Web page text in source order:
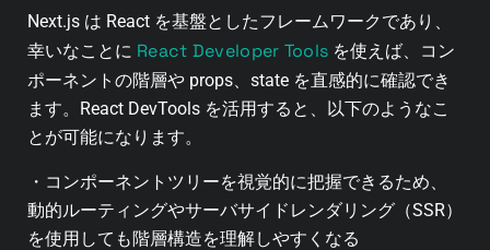
Next.js は React を基盤としたフレームワークであり、
幸いなことに React Developer Tools を使えば、コン
ポーネントの階層や props、state を直感的に確認でき
ます。React DevTools を活用すると、以下のようなこ
とが可能になります。
・コンポーネントツリーを視覚的に把握できるため、
動的ルーティングやサーバサイドレンダリング（SSR）
を使用しても階層構造を理解しやすくなる